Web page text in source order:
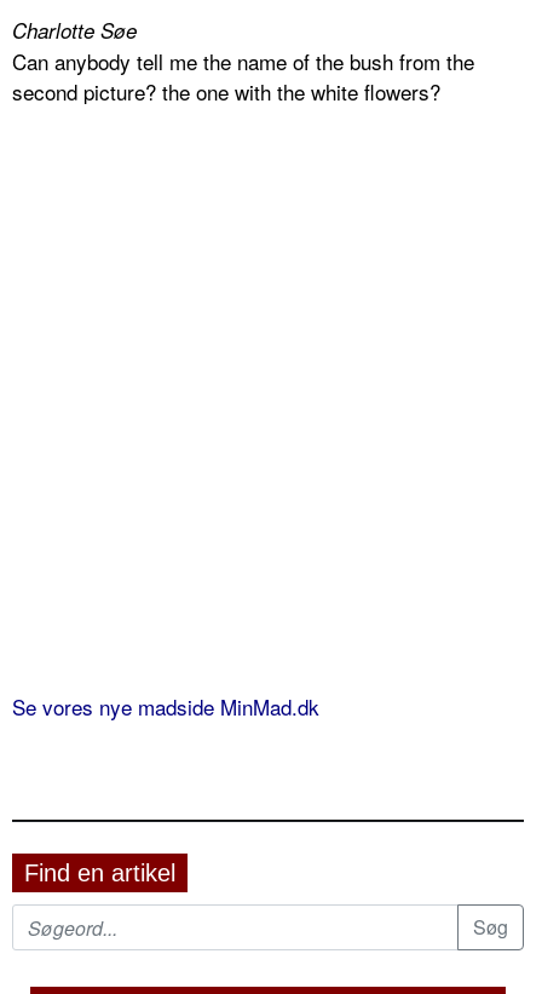
Charlotte Søe
Can anybody tell me the name of the bush from the
second picture? the one with the white flowers?
Se vores nye madside MinMad.dk
Find en artikel